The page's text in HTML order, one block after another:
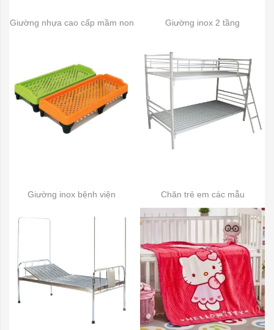
Giường nhựa cao cấp mầm non Giường inox 2 tầng
Giường inox bệnh viện Chăn trẻ em các mẫu